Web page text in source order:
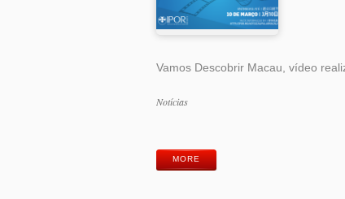
Vamos Descobrir Macau, vídeo
Categorias
Notícias
MORE